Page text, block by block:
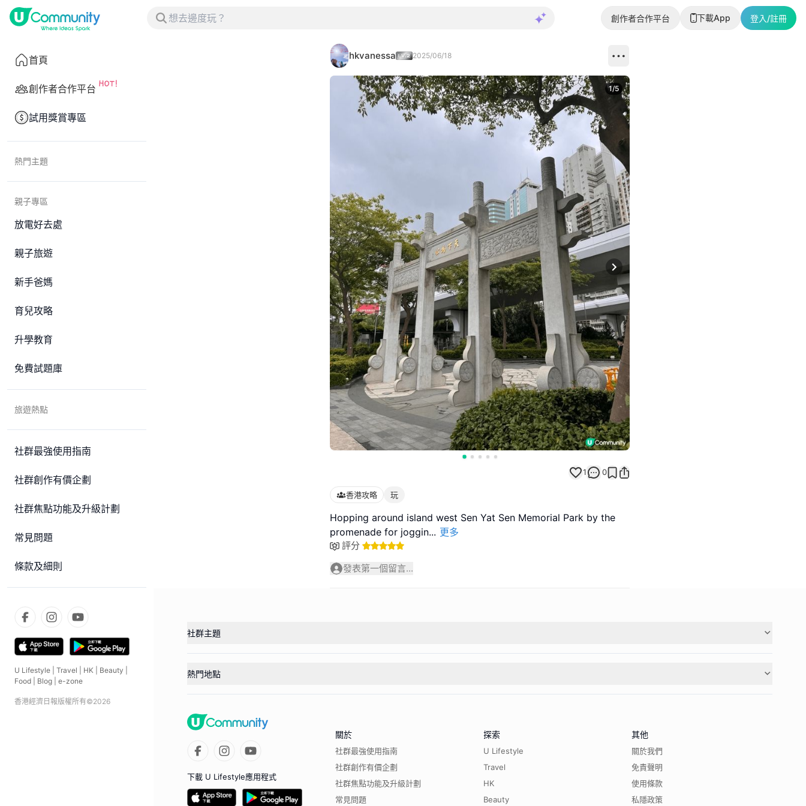
創作者合作平台 下載App 登入/註冊
首頁
創作者合作平台
試用獎賞專區
熱門主題
親子專區
放電好去處
親子旅遊
新手爸媽
育兒攻略
升學教育
免費試題庫
旅遊熱點
社群最強使用指南
社群創作有價企劃
社群焦點功能及升級計劃
常見問題
條款及細則
U Lifestyle Travel HK Beauty
Food
Blog e-zone
香港經濟日報版權所有©2026
hkvanessa 2025/06/18
Next slide
1/5
1 0
香港攻略 玩
Hopping around island west Sen Yat Sen Memorial Park by the
promenade for joggin... 更多
評分
發表第一個留言...
社群主題
熱門地點
下載 U Lifestyle應用程式
關於
社群最強使用指南
社群創作有價企劃
社群焦點功能及升級計劃
常見問題
探索
U Lifestyle
Travel
HK
Beauty
其他
關於我們
免責聲明
使用條款
私隱政策